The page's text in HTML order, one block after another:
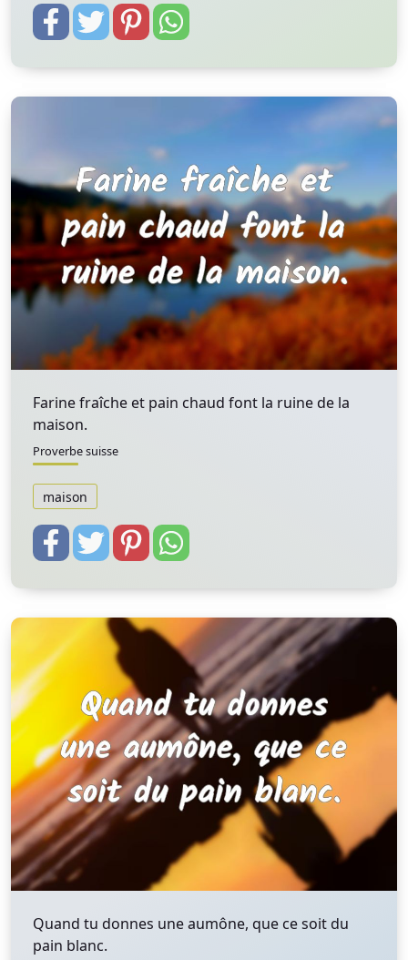
Farine fraîche et pain chaud font la ruine de la
maison.
Proverbe suisse
maison
Quand tu donnes une aumône, que ce soit du
pain blanc.